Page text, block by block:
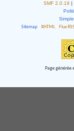
SMF 2.0.19 |
Sitemap
XHTML Flux
Page générée